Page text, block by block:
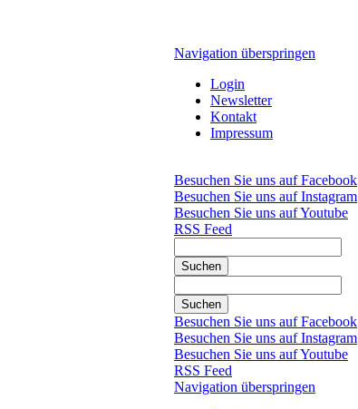
Navigation überspringen
Login
Newsletter
Kontakt
Impressum
Besuchen Sie uns auf Facebook
Besuchen Sie uns auf Instagram
Besuchen Sie uns auf Youtube
RSS Feed
Suchen
Suchen
Besuchen Sie uns auf Facebook
Besuchen Sie uns auf Instagram
Besuchen Sie uns auf Youtube
RSS Feed
Navigation überspringen